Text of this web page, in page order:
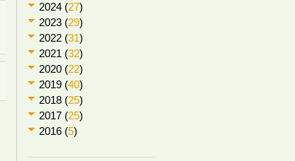
2024 (27)
2023 (29)
2022 (31)
2021 (32)
2020 (22)
2019 (40)
2018 (25)
2017 (25)
2016 (5)